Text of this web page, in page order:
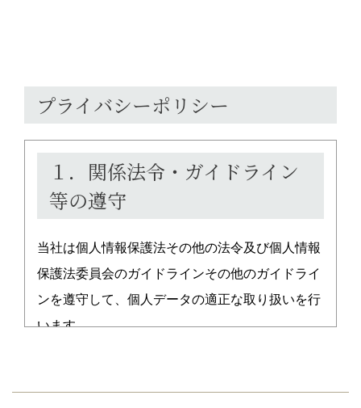
プライバシーポリシー
１．関係法令・ガイドライン
等の遵守
当社は個人情報保護法その他の法令及び個人情報
保護法委員会のガイドラインその他のガイドライ
ンを遵守して、個人データの適正な取り扱いを行
います。